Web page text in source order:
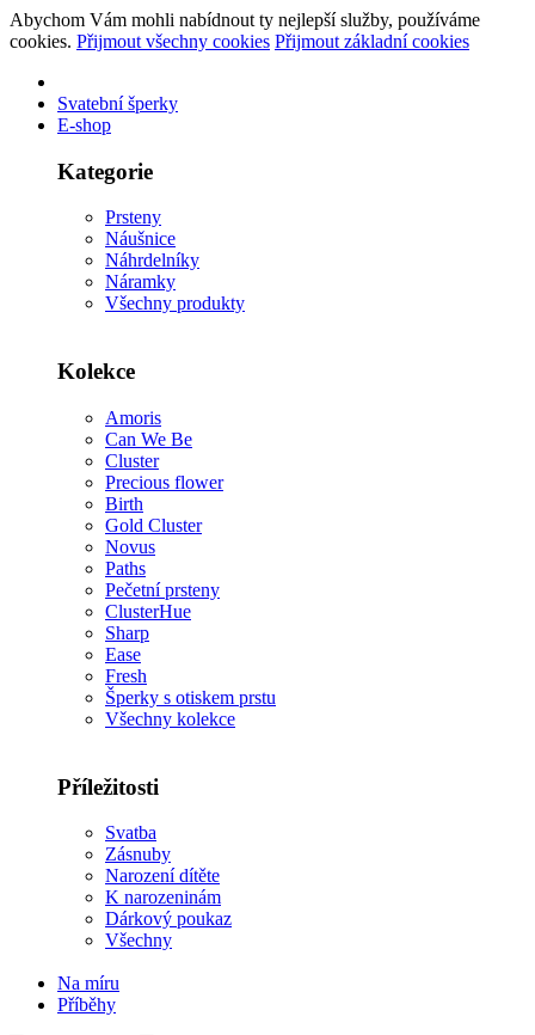
Abychom Vám mohli nabídnout ty nejlepší služby, používáme
cookies. Přijmout všechny cookies Přijmout základní cookies
Svatební šperky
E-shop
Kategorie
Prsteny
Náušnice
Náhrdelníky
Náramky
Všechny produkty
Kolekce
Amoris
Can We Be
Cluster
Precious flower
Birth
Gold Cluster
Novus
Paths
Pečetní prsteny
ClusterHue
Sharp
Ease
Fresh
Šperky s otiskem prstu
Všechny kolekce
Příležitosti
Svatba
Zásnuby
Narození dítěte
K narozeninám
Dárkový poukaz
Všechny
Na míru
Příběhy